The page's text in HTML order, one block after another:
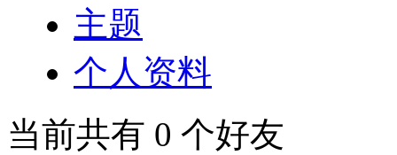
主题
个人资料
当前共有 0 个好友